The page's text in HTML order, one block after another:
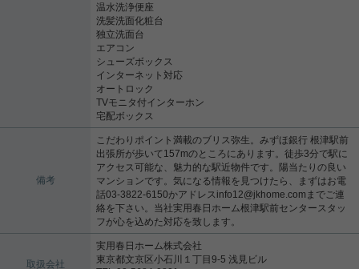
温水洗浄便座
洗髪洗面化粧台
独立洗面台
エアコン
シューズボックス
インターネット対応
オートロック
TVモニタ付インターホン
宅配ボックス
備考
こだわりポイント満載のブリス弥生。みずほ銀行 根津駅前
出張所が歩いて157mのところにあります。徒歩3分で駅に
アクセス可能な、魅力的な駅近物件です。陽当たりの良い
マンションです。気になる情報を見つけたら、まずはお電
話03-3822-6150かアドレスinfo12@jkhome.comまでご連
絡を下さい。当社実用春日ホーム根津駅前センタースタッ
フが心を込めた対応を致します。
取扱会社
実用春日ホーム株式会社
東京都文京区小石川１丁目9-5 浅見ビル